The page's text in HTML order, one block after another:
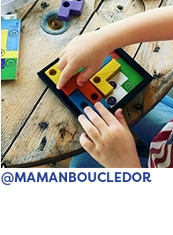
@MAMANBOUCLEDOR